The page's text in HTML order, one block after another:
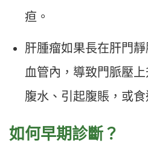
疸。
肝腫瘤如果長在肝門
血管內，導致門脈壓
腹水、引起腹賬，或
如何早期診斷？